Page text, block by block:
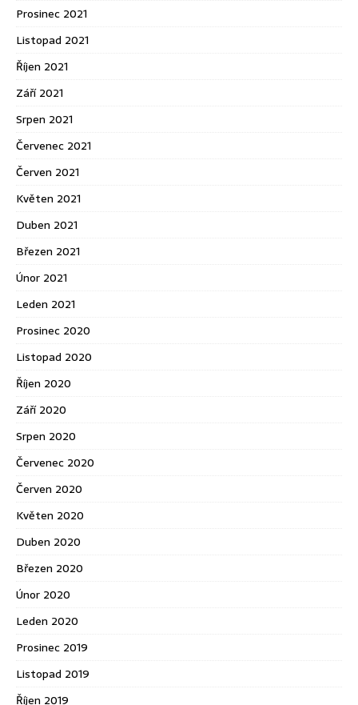
Prosinec 2021
Listopad 2021
Říjen 2021
Září 2021
Srpen 2021
Červenec 2021
Červen 2021
Květen 2021
Duben 2021
Březen 2021
Únor 2021
Leden 2021
Prosinec 2020
Listopad 2020
Říjen 2020
Září 2020
Srpen 2020
Červenec 2020
Červen 2020
Květen 2020
Duben 2020
Březen 2020
Únor 2020
Leden 2020
Prosinec 2019
Listopad 2019
Říjen 2019